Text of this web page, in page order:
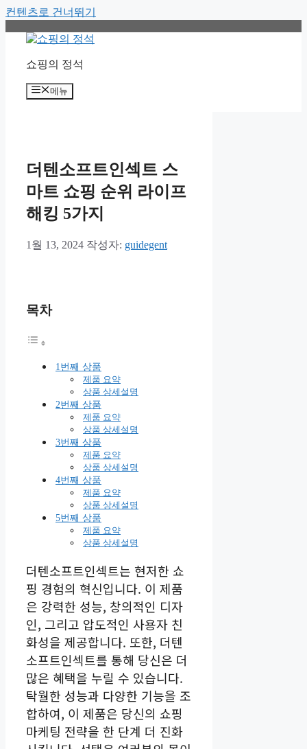
컨텐츠로 건너뛰기
쇼핑의 정석
메뉴
더텐소프트인섹트 스
마트 쇼핑 순위 라이프
해킹 5가지
1월 13, 2024 작성자: guidegent
목차
1번째 상품
제품 요약
상품 상세설명
2번째 상품
제품 요약
상품 상세설명
3번째 상품
제품 요약
상품 상세설명
4번째 상품
제품 요약
상품 상세설명
5번째 상품
제품 요약
상품 상세설명
더텐소프트인섹트는 현저한 쇼
핑 경험의 혁신입니다. 이 제품
은 강력한 성능, 창의적인 디자
인, 그리고 압도적인 사용자 친
화성을 제공합니다. 또한, 더텐
소프트인섹트를 통해 당신은 더
많은 혜택을 누릴 수 있습니다.
탁월한 성능과 다양한 기능을 조
합하여, 이 제품은 당신의 쇼핑
마케팅 전략을 한 단계 더 진화